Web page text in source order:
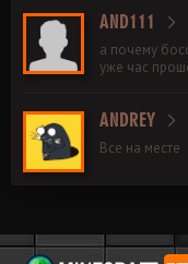
AND111
а почему
уже час
ANDREY
Все на месте